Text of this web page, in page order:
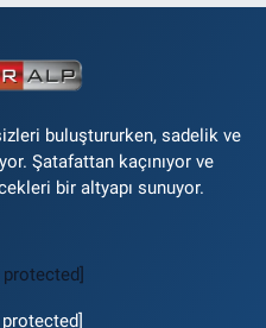
buluştururken, sadelik ve
Şatafattan kaçınıyor ve
bir altyapı sunuyor.